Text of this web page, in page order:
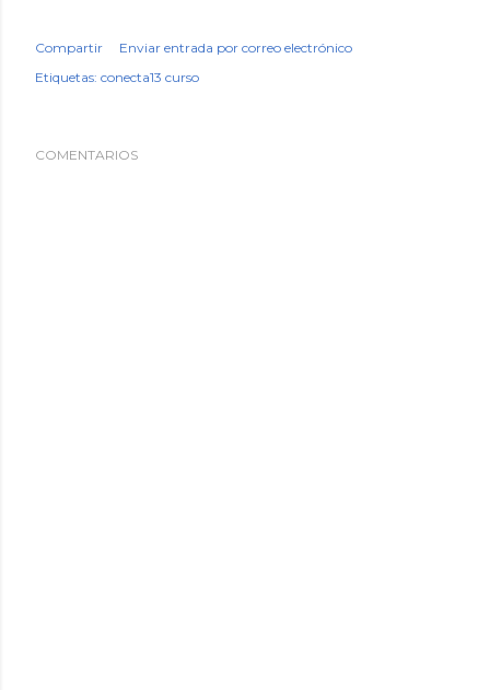
Compartir
Enviar entrada por correo electrónico
Etiquetas: conecta13 curso
COMENTARIOS